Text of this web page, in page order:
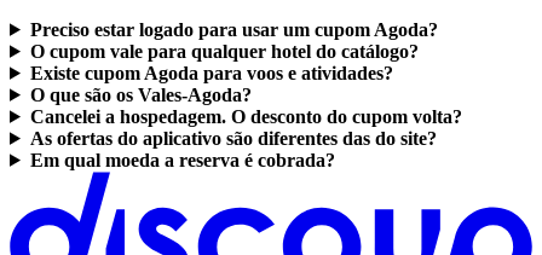
Preciso estar logado para usar um cupom Agoda?
O cupom vale para qualquer hotel do catálogo?
Existe cupom Agoda para voos e atividades?
O que são os Vales-Agoda?
Cancelei a hospedagem. O desconto do cupom volta?
As ofertas do aplicativo são diferentes das do site?
Em qual moeda a reserva é cobrada?